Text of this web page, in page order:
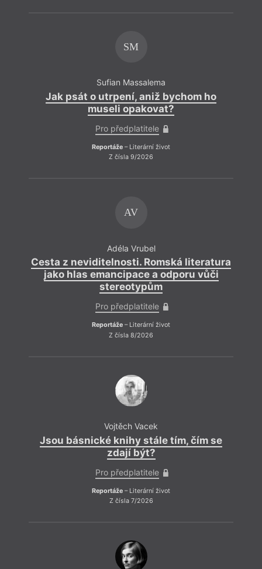
SM
Sufian Massalema
Jak psát o utrpení, aniž bychom ho
museli opakovat?
Pro předplatitele
Reportáže – Literární život
Z čísla 9/2026
AV
Adéla Vrubel
Cesta z neviditelnosti. Romská literatura
jako hlas emancipace a odporu vůči
stereotypům
Pro předplatitele
Reportáže – Literární život
Z čísla 8/2026
Vojtěch Vacek
Jsou básnické knihy stále tím, čím se
zdají být?
Pro předplatitele
Reportáže – Literární život
Z čísla 7/2026